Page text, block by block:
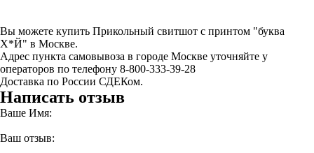
Вы можете купить Прикольный свитшот с принтом "буква
Х*Й" в Москве.
Адрес пункта самовывоза в городе Москве уточняйте у
операторов по телефону 8-800-333-39-28
Доставка по России СДЕКом.
Написать отзыв
Ваше Имя:
Ваш отзыв: